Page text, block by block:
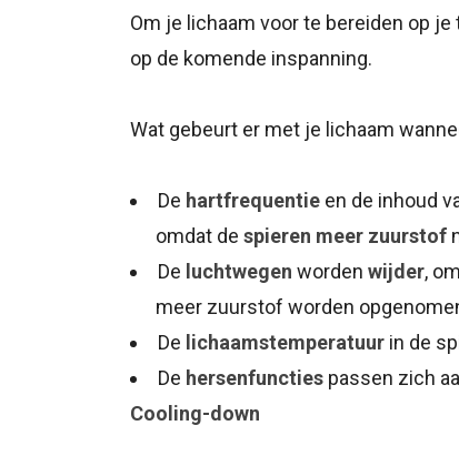
Om je lichaam voor te bereiden op
op de komende inspanning.
Wat gebeurt er met je lichaam
De hartfrequentie en de inhoud
omdat despieren meer zuurstof
De luchtwegen worden wijder,
meer zuurstof worden
De lichaamstemperatuur in de
De hersenfuncties passen zich
Cooling-down